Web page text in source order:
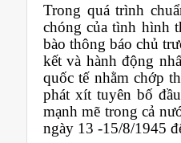
Trong quá trình
chóng của tình hình
bào thông báo chủ
kết và hành động
quốc tế nhằm chớp
phát xít tuyên bố
mạnh mẽ trong cả
ngày 13 -15/8/1945